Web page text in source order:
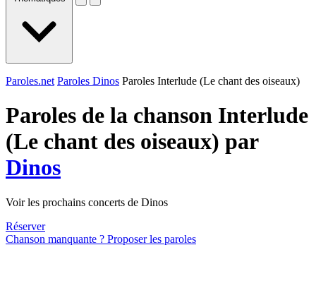
Paroles.net Paroles Dinos Paroles Interlude (Le chant des oiseaux)
Paroles de la chanson Interlude
(Le chant des oiseaux) par
Dinos
Voir les prochains concerts de Dinos
Réserver
Chanson manquante ? Proposer les paroles